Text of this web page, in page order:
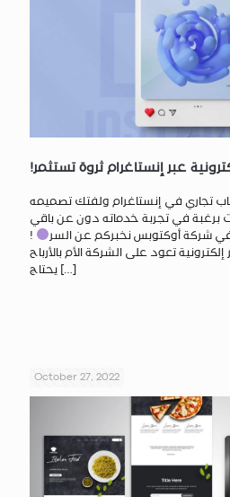
عبر إنستاغرام ثروة تستثمر
في إنستاغرام ولفتك تصميمه
في تجربة خدماته دون عن باقي
في شركة أوكتوبس نخبركم عن السر
!
تعود على الشركة الأم بالأرباح
يحتاج
October 27, 2022